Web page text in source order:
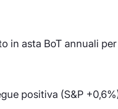
in asta BoT annuali
positiva (S&P